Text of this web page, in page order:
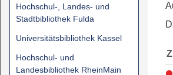
Hochschul-, Landes- und
Stadtbibliothek Fulda
Universitätsbibliothek Kassel
Hochschul- und
Landesbibliothek RheinMain